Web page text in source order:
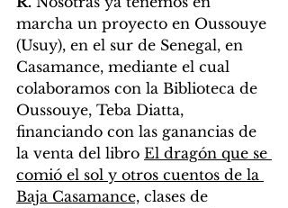
marcha un proyecto en Oussouye
(Usuy), en el sur de Senegal, en
Casamance, mediante el cual
colaboramos con la Biblioteca de
Oussouye, Teba Diatta,
financiando con las ganancias de
la venta del libro El dragón que se
comió el sol y otros cuentos de la
Baja Casamance, clases de